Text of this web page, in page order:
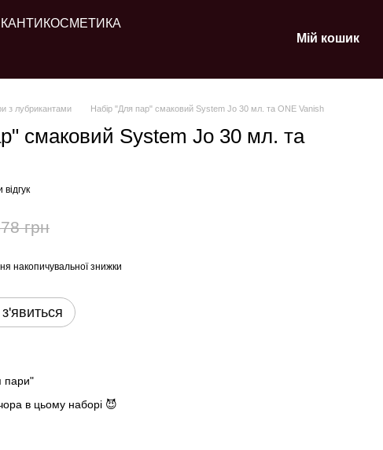
КОСМЕТИКА
Мій кошик
з лубрикантами Набір "Для пар" смаковий System Jo 30 мл. та ONE Vanish
смаковий System Jo 30 мл. та
грн
накопичувальної знижки
пари"
в цьому наборі 😈